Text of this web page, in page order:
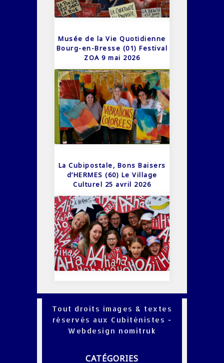
Musée de la Vie Quotidienne
Bourg-en-Bresse (01) Festival
ZOA 9 mai 2026
La Cubipostale, Bons Baisers
d’HERMES (60) Le Village
Culturel 25 avril 2026
Tout droits images & textes
réservés aux Cubiténistes -
Webdesign nomitruk
CATÉGORIES